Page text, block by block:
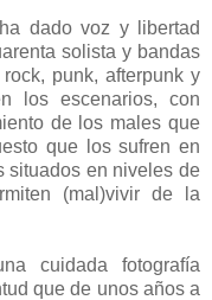
dado voz y libertad
solista y bandas
punk, afterpunk y
los escenarios, con
de los males que
que los sufren en
situados en niveles de
(mal)vivir de la
cuidada fotografía
que de unos años a